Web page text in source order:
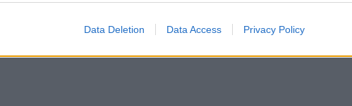
Data Deletion Data Access Privacy Policy